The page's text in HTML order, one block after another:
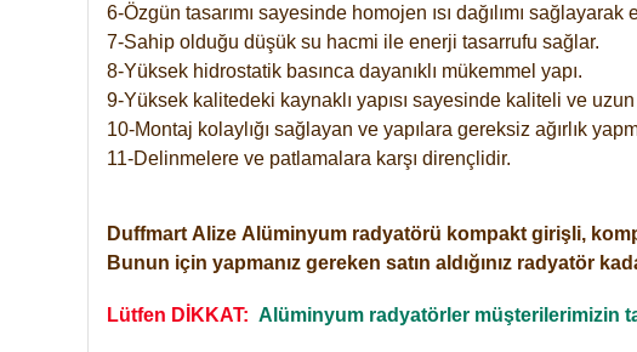
6-Özgün tasarımı sayesinde homojen ısı dağılımı sağlayarak
7-Sahip olduğu düşük su hacmi ile enerji tasarrufu sağlar.
8-Yüksek hidrostatik basınca dayanıklı mükemmel yapı.
9-Yüksek kalitedeki kaynaklı yapısı sayesinde kaliteli ve
10-Montaj kolaylığı sağlayan ve yapılara gereksiz ağırlık
11-Delinmelere ve patlamalara karşı dirençlidir.
Duffmart Alize Alüminyum radyatörü kompakt girişli,
Bunun için yapmanız gereken satın aldığınız radyatör
Lütfen DİKKAT: Alüminyum radyatörler müşterilerimizin